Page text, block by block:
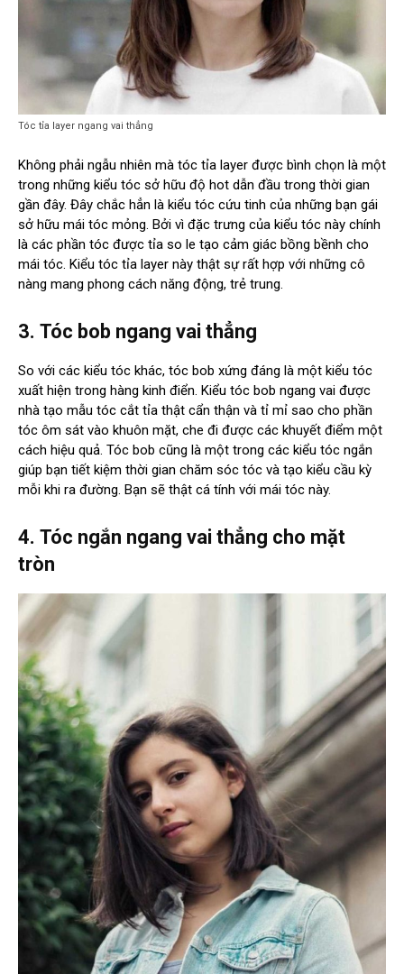
Tóc tỉa layer ngang vai thẳng
Không phải ngẫu nhiên mà tóc tỉa layer được bình chọn là một
trong những kiểu tóc sở hữu độ hot dẫn đầu trong thời gian
gần đây. Đây chắc hẳn là kiểu tóc cứu tinh của những bạn gái
sở hữu mái tóc mỏng. Bởi vì đặc trưng của kiểu tóc này chính
là các phần tóc được tỉa so le tạo cảm giác bồng bềnh cho
mái tóc. Kiểu tóc tỉa layer này thật sự rất hợp với những cô
nàng mang phong cách năng động, trẻ trung.
3. Tóc bob ngang vai thẳng
So với các kiểu tóc khác, tóc bob xứng đáng là một kiểu tóc
xuất hiện trong hàng kinh điển. Kiểu tóc bob ngang vai được
nhà tạo mẫu tóc cắt tỉa thật cẩn thận và tỉ mỉ sao cho phần
tóc ôm sát vào khuôn mặt, che đi được các khuyết điểm một
cách hiệu quả. Tóc bob cũng là một trong các kiểu tóc ngắn
giúp bạn tiết kiệm thời gian chăm sóc tóc và tạo kiểu cầu kỳ
mỗi khi ra đường. Bạn sẽ thật cá tính với mái tóc này.
4. Tóc ngắn ngang vai thẳng cho mặt
tròn